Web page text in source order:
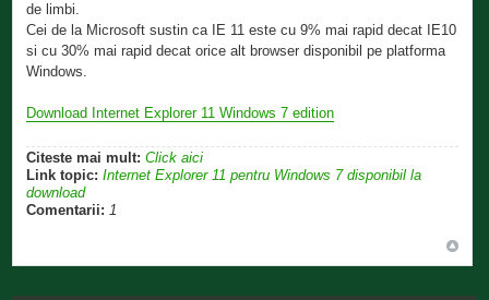
de limbi.
Cei de la Microsoft sustin ca IE 11 este cu 9% mai rapid decat IE10
si cu 30% mai rapid decat orice alt browser disponibil pe platforma
Windows.
Download Internet Explorer 11 Windows 7 edition
Citeste mai mult: Click aici
Link topic: Internet Explorer 11 pentru Windows 7 disponibil la
download
Comentarii: 1